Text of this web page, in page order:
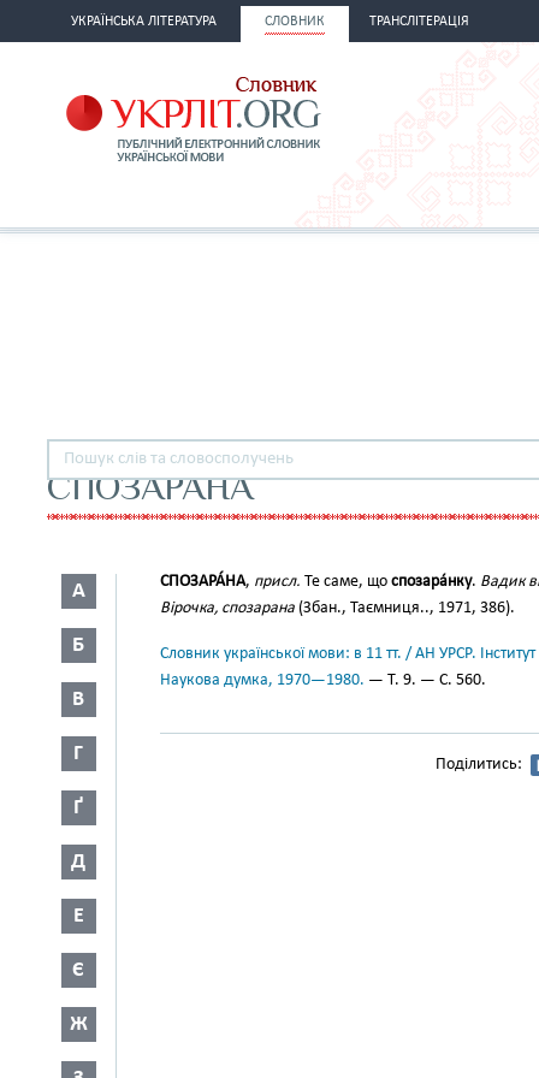
УКРАЇНСЬКА ЛІТЕРАТУРА СЛОВНИК ТРАНСЛІТЕРАЦІЯ
СПОЗАРАНА
А
Б
В
Г
Ґ
Д
Е
Є
Ж
СПОЗАРА́НА, присл. Те саме, що спозара́нку. Вадик
Вірочка, спозарана (Збан., Таємниця.., 1971, 386).
Словник української мови: в 11 тт. / АН УРСР.
Наукова думка, 1970—1980. — Т. 9. — С. 560.
Поділитись: